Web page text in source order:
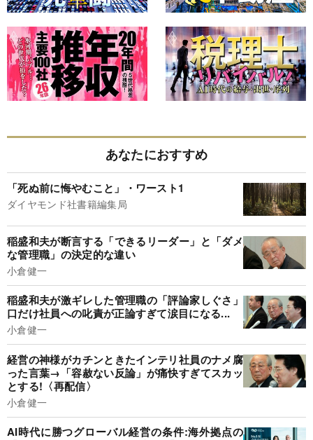
あなたにおすすめ
「死ぬ前に悔やむこと」・ワースト1
ダイヤモンド社書籍編集局
稲盛和夫が断言する「できるリーダー」と「ダメ
な管理職」の決定的な違い
小倉健一
稲盛和夫が激ギレした管理職の「評論家しぐさ」
口だけ社員への叱責が正論すぎて涙目になる...
小倉健一
経営の神様がカチンときたインテリ社員のナメ腐
った言葉→「容赦ない反論」が痛快すぎてスカッ
とする!〈再配信〉
小倉健一
AI時代に勝つグローバル経営の条件:海外拠点の